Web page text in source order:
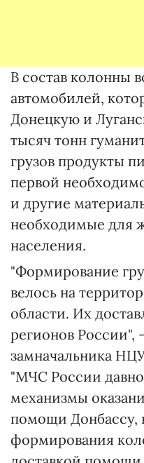
В состав колонны
автомобилей,
Донецкую и
тысяч тонн
грузов продукты
первой
и другие
необходимые для
населения.
"Формирование
велось на
области. Их
регионов России",
замначальника
"МЧС России давно
механизмы
помощи Донбассу,
формирования